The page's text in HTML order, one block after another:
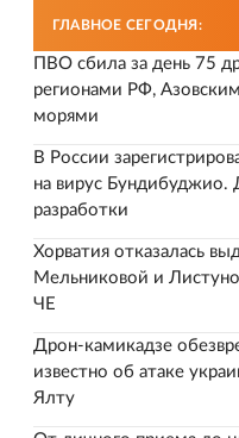
ГЛАВНОЕ СЕГОДНЯ:
ПВО сбила за день 75
регионами РФ,
морями
В России
на вирус Бундибуджио.
разработки
Хорватия отказалась
Мельниковой и
ЧЕ
Дрон-камикадзе
известно об атаке
Ялту